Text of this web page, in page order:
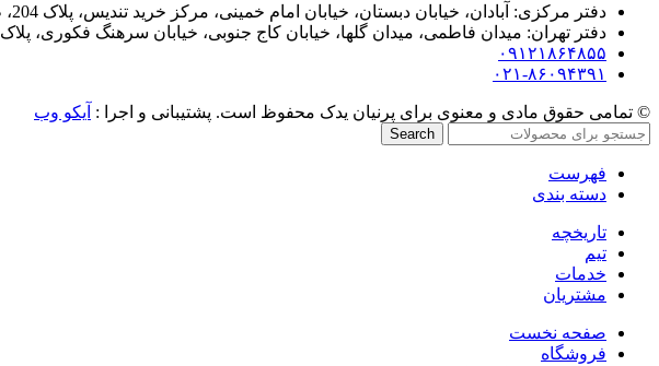
دفتر مرکزی: آبادان، خیابان دبستان، خیابان امام خمینی، مرکز خرید تندیس، پلاک 204، طبقه 1، واحد 204
دفتر تهران: میدان فاطمی، میدان گلها، خیابان کاج جنوبی، خیابان سرهنگ فکوری، پلاک ۹، طبقه ۴
۰۹۱۲۱۸۶۴۸۵۵
۰۲۱-۸۶۰۹۴۳۹۱
© تمامی حقوق مادی و معنوی برای پرنیان یدک محفوظ است. پشتیبانی و اجرا : آیکو وب
Search
فهرست
دسته بندی
تاریخچه
تیم
خدمات
مشتریان
صفحه نخست
فروشگاه